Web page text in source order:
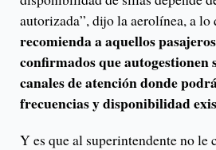
autorizada”, dijo la aerolínea, a lo
recomienda a aquellos
confirmados que autogestionen
canales de atención donde
frecuencias y disponibilidad
Y es que al superintendente no le